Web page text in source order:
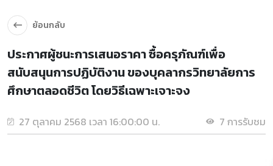
ย้อนกลับ
ประกาศผู้ชนะการเสนอราคา ซื้อครุภัณฑ์เพื่อ
สนับสนุนการปฏิบัติงาน ของบุคลากรวิทยาลัยการ
ศึกษาตลอดชีวิต โดยวิธีเฉพาะเจาะจง
27 ตุลาคม 2568 เวลา 16:00:00 น. 7 การรับชม